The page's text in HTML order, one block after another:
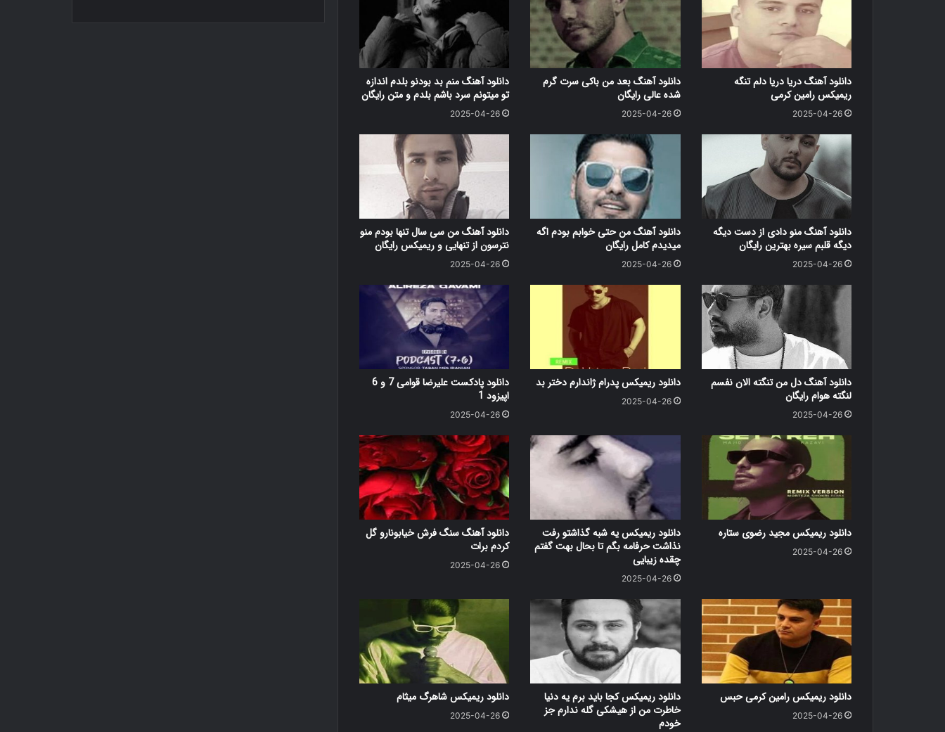
دانلود آهنگ دریا دریا دلم تنگه
ریمیکس رامین کرمی
2025-04-26
دانلود آهنگ بعد من باکی سرت گرم
شده عالی رایگان
2025-04-26
دانلود آهنگ منم بد بودنو بلدم اندازه
تو میتونم سرد باشم بلدم و متن رایگان
2025-04-26
دانلود آهنگ منو دادی از دست دیگه
دیگه قلبم سیره بهترین رایگان
2025-04-26
دانلود آهنگ من حتی خوابم بودم اگه
میدیدم کامل رایگان
2025-04-26
دانلود آهنگ من سی سال تنها بودم منو
نترسون از تنهایی و ریمیکس رایگان
2025-04-26
دانلود آهنگ دل من تنگته الان نفسم
لنگته هوام رایگان
2025-04-26
دانلود ریمیکس پدرام ژاندارم دختر بد
2025-04-26
دانلود پادکست علیرضا قوامی 7 و 6
اپیزود 1
2025-04-26
دانلود ریمیکس مجید رضوی ستاره
2025-04-26
دانلود ریمیکس یه شبه گذاشتو رفت
نذاشت حرفامه بگم تا بحال بهت گفتم
چقده زیبایی
2025-04-26
دانلود آهنگ سنگ فرش خیابونارو گل
کردم برات
2025-04-26
دانلود ریمیکس رامین کرمی حبس
2025-04-26
دانلود ریمیکس کجا باید برم یه دنیا
خاطرت من از هیشکی گله ندارم جز
خودم
دانلود ریمیکس شاهرگ میثام
2025-04-26